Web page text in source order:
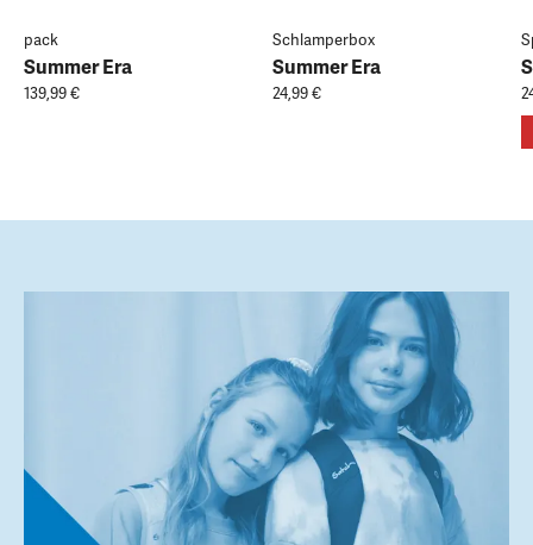
pack
Summer Era
139,99 €
Schlamperbox
Summer Era
24,99 €